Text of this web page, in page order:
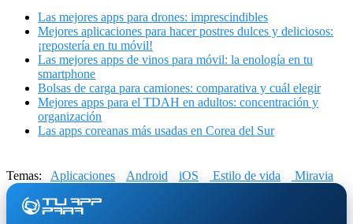
Las mejores apps para drones: imprescindibles
Mejores aplicaciones para hacer postres dulces y deliciosos:
¡repostería en tu móvil!
Las mejores apps de vinos para móvil: la enología en tu
smartphone
Bolsas de carga para camiones: comparativa y cuál elegir
Mejores apps para el TDAH en adultos: concentración y
organización
Las apps coreanas más usadas en Corea del Sur
Temas: Aplicaciones Android iOS Estilo de vida Miravia